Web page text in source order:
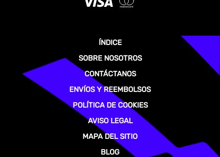
ÍNDICE
SOBRE NOSOTROS
CONTÁCTANOS
ENVÍOS Y REEMBOLSOS
POLÍTICA DE COOKIES
AVISO LEGAL
MAPA DEL SITIO
BLOG